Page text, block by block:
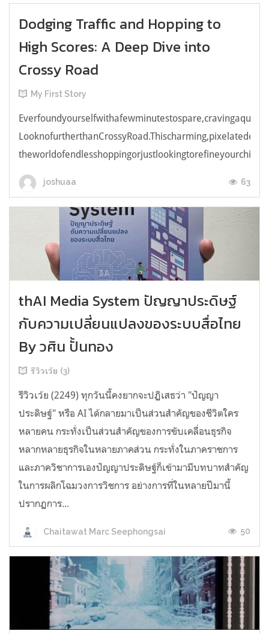
Dodging Traffic and Hopping to
High Scores: A Deep Dive into
Crossy Road
My First Story
joshuaa 63
thAI Media System ปัญญาประดิษฐ์
กับความเปลี่ยนแปลงของระบบสื่อไทย
By วศิน ปั้นทอง
รีวิวเว้ย (3)
รีวิวเว้ย (2249) ทุกวันนี้คงยากจะปฏิเสธว่า "ปัญญา
ประดิษฐ์" หรือ AI ได้กลายมาเป็นส่วนสำคัญของชีวิตใคร
หลายคน กระทั่งเป็นส่วนสำคัญของการขับเคลื่อนธุรกิจ
หลากหลายธุรกิจในหลายภาคส่วน กระทั่งในภาคราชการ
และภาควิชาการเองปัญญาประดิษฐ์ก็เข้ามามีบทบาทสำคัญ
ในการผลิกโฉมวงการวิชการ อย่างการที่ในหลายปีมานี้
ปรากฏการ...
Chaitawat Marc Seephongsai 50